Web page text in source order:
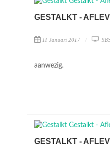
GESTALKT -
11 Januari 2017
aanwezig.
GESTALKT -